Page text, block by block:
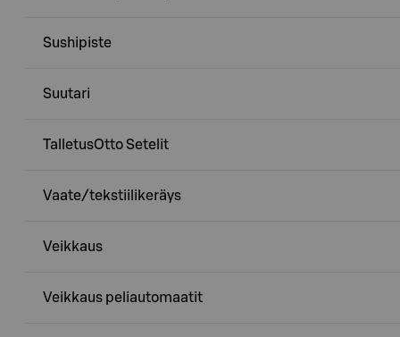
Sushipiste
Suutari
TalletusOtto Setelit
Vaate/tekstiilikeräys
Veikkaus
Veikkaus peliautomaatit